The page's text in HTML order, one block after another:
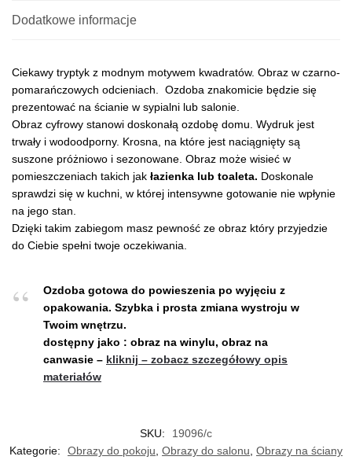
Dodatkowe informacje
Ciekawy tryptyk z modnym motywem kwadratów. Obraz w czarno-
pomarańczowych odcieniach. Ozdoba znakomicie będzie się
prezentować na ścianie w sypialni lub salonie.
Obraz cyfrowy stanowi doskonałą ozdobę domu. Wydruk jest
trwały i wodoodporny. Krosna, na które jest naciągnięty są
suszone próżniowo i sezonowane. Obraz może wisieć w
pomieszczeniach takich jak łazienka lub toaleta. Doskonale
sprawdzi się w kuchni, w której intensywne gotowanie nie wpłynie
na jego stan.
Dzięki takim zabiegom masz pewność ze obraz który przyjedzie
do Ciebie spełni twoje oczekiwania.
Ozdoba gotowa do powieszenia po wyjęciu z
opakowania. Szybka i prosta zmiana wystroju w
Twoim wnętrzu.
dostępny jako : obraz na winylu, obraz na
canwasie – kliknij – zobacz szczegółowy opis
materiałów
SKU:
19096/c
Kategorie:
Obrazy do pokoju Obrazy do salonu Obrazy na ściany